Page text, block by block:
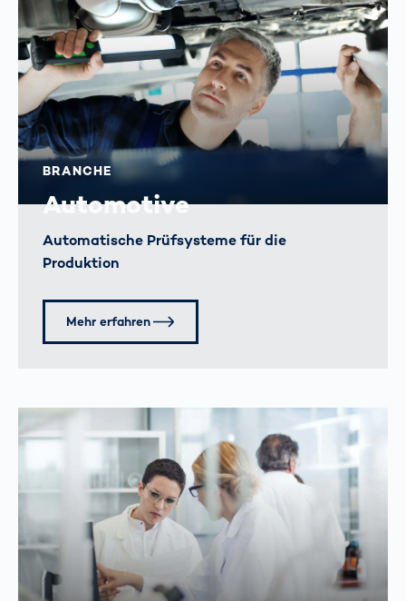
BRANCHE
Automotive
Automatische Prüfsysteme für die
Produktion
Mehr erfahren